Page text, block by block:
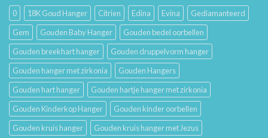
Hun
Betekenis
0 18K Goud Hanger Citrien Edina Evina
Gediamanteerd
Gem
Gouden Baby Hanger
Gouden bedel oorbellen
Gouden breekhart hanger
Gouden druppelvorm hanger
Gouden hanger met zirkonia
Gouden Hangers
Gouden hart hanger
Gouden hartje hanger met zirkonia
Gouden Kinderkop Hanger
Gouden kinder oorbellen
Gouden kruis hanger
Gouden kruis hanger met Jezus